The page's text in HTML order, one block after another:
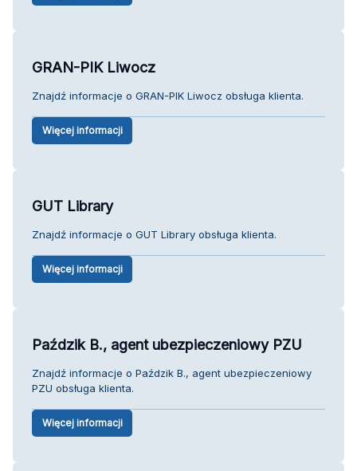
GRAN-PIK Liwocz
Znajdź informacje o GRAN-PIK Liwocz obsługa klienta.
Więcej informacji
GUT Library
Znajdź informacje o GUT Library obsługa klienta.
Więcej informacji
Paździk B., agent ubezpieczeniowy PZU
Znajdź informacje o Paździk B., agent ubezpieczeniowy
PZU obsługa klienta.
Więcej informacji